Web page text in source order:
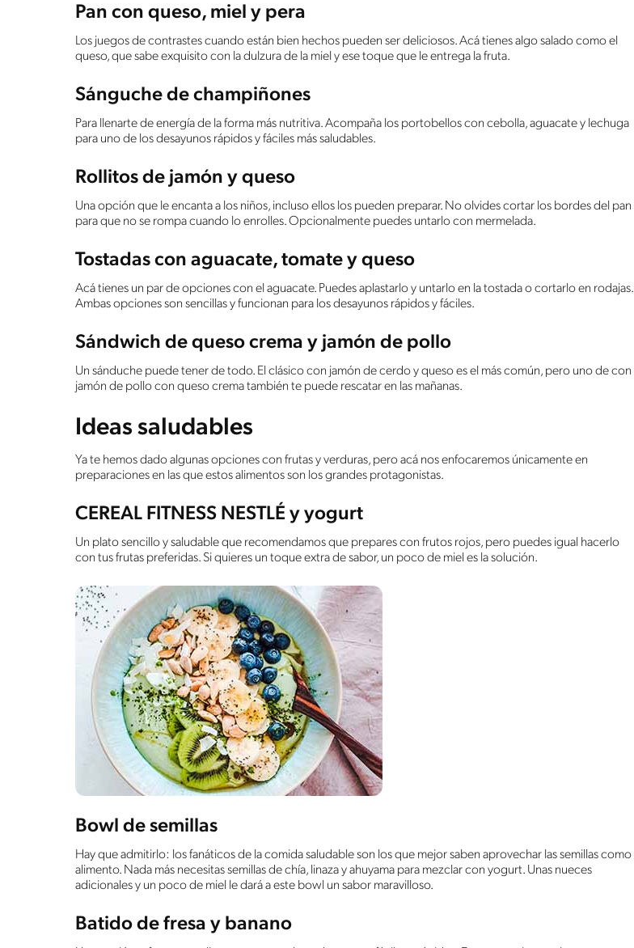
Pan con queso, miel y pera
Los juegos de contrastes cuando están bien hechos pueden ser deliciosos. Acá tienes algo salado como el
queso, que sabe exquisito con la dulzura de la miel y ese toque que le entrega la fruta.
Sánguche de champiñones
Para llenarte de energía de la forma más nutritiva. Acompaña los portobellos con cebolla, aguacate y lechuga
para uno de los desayunos rápidos y fáciles más saludables.
Rollitos de jamón y queso
Una opción que le encanta a los niños, incluso ellos los pueden preparar. No olvides cortar los bordes del pan
para que no se rompa cuando lo enrolles. Opcionalmente puedes untarlo con mermelada.
Tostadas con aguacate, tomate y queso
Acá tienes un par de opciones con el aguacate. Puedes aplastarlo y untarlo en la tostada o cortarlo en rodajas.
Ambas opciones son sencillas y funcionan para los desayunos rápidos y fáciles.
Sándwich de queso crema y jamón de pollo
Un sánduche puede tener de todo. El clásico con jamón de cerdo y queso es el más común, pero uno de con
jamón de pollo con queso crema también te puede rescatar en las mañanas.
Ideas saludables
Ya te hemos dado algunas opciones con frutas y verduras, pero acá nos enfocaremos únicamente en
preparaciones en las que estos alimentos son los grandes protagonistas.
CEREAL FITNESS NESTLÉ y yogurt
Un plato sencillo y saludable que recomendamos que prepares con frutos rojos, pero puedes igual hacerlo
con tus frutas preferidas. Si quieres un toque extra de sabor, un poco de miel es la solución.
Bowl de semillas
Hay que admitirlo: los fanáticos de la comida saludable son los que mejor saben aprovechar las semillas como
alimento. Nada más necesitas semillas de chía, linaza y ahuyama para mezclar con yogurt. Unas nueces
adicionales y un poco de miel le dará a este bowl un sabor maravilloso.
Batido de fresa y banano